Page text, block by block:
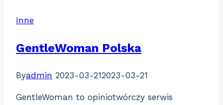
Inne
GentleWoman Polska
Byadmin 2023-03-212023-03-21
GentleWoman to opiniotwórczy serwis